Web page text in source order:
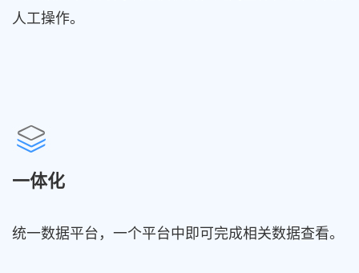
人工操作。
一体化
统一数据平台，一个平台中即可完成相关数据查看。